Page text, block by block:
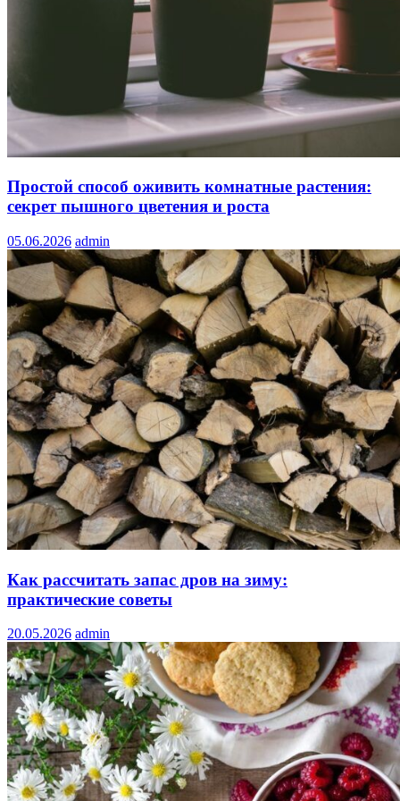
Простой способ оживить комнатные растения:
секрет пышного цветения и роста
05.06.2026 admin
Как рассчитать запас дров на зиму:
практические советы
20.05.2026 admin